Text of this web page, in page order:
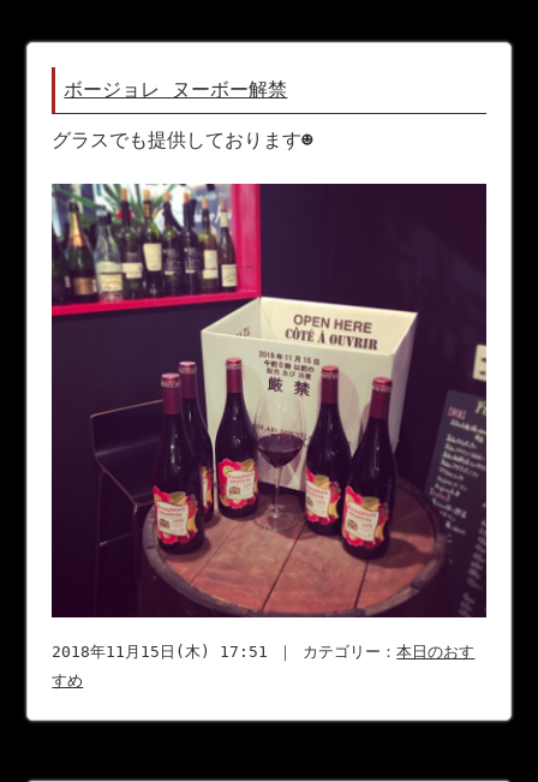
ボージョレ ヌーボー解禁
グラスでも提供しております☻
2018年11月15日(木) 17:51 ｜ カテゴリー：本日のおす
すめ